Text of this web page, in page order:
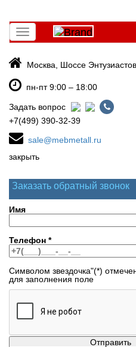
Toggle
navigation
Москва, Шоссе
пн-пт 9:00 – 18:00
Задать вопрос
+7(499) 390-32-39
sale@mebmetall.ru
закрыть
Заказать обратный звонок
Имя
Телефон *
Символом звездочка"(*)
для заполнения поле